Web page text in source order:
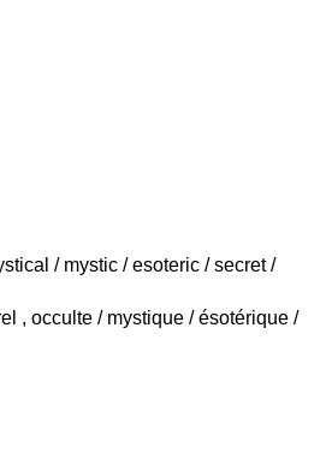
/ mystic / esoteric / secret /
, occulte / mystique / ésotérique /